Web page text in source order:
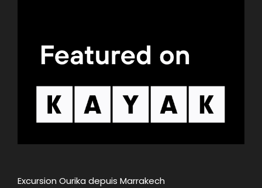
Excursion Ourika depuis Marrakech